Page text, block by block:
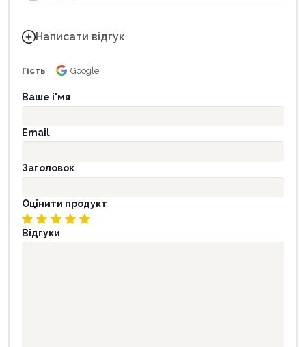
Написати відгук
Гість Google
Ваше і'мя
Email
Заголовок
Оцінити продукт
Відгуки